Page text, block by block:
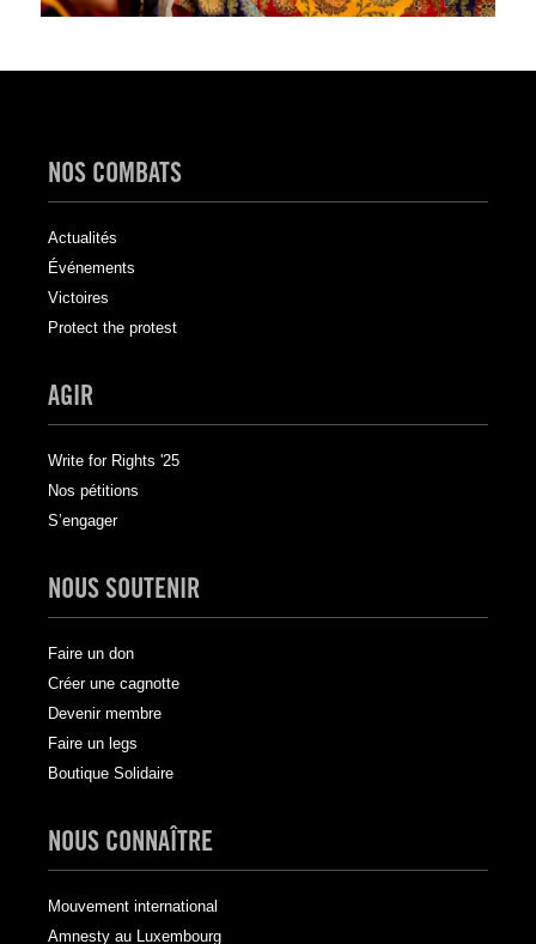
NOS COMBATS
Actualités
Événements
Victoires
Protect the protest
AGIR
Write for Rights '25
Nos pétitions
S’engager
NOUS SOUTENIR
Faire un don
Créer une cagnotte
Devenir membre
Faire un legs
Boutique Solidaire
NOUS CONNAÎTRE
Mouvement international
Amnesty au Luxembourg